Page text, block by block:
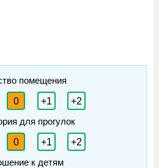
помещения
0 +1
+2
для прогулок
0 +1
+2
к детям